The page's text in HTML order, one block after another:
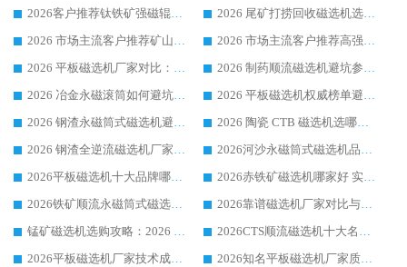
2026客户推荐钛铁矿强磁辊式磁选机，临朐靠谱生产厂家华体会手机网页版-华体会(中国) 详解
2026 尾矿打捞回收磁选机选购 主流市场推荐实力生产厂家
2026 市场主流客户推荐矿山磁选机靠谱生产厂家选华体会手机网页版-华体会(中国)
2026 市场主流客户推荐高强磁高效磁选机靠谱生产厂家
2026 平板磁选机厂家对比：现场实测、真实案例与靠谱厂家推荐
2026 制药顺流磁选机避坑参考：售后完善案例多厂家华体会手机网页版-华体会(中国)
2026 冶金永磁滚筒如何避坑参考：售后完善案例多 华体会手机网页版-华体会(中国) 靠谱厂家
2026 平板磁选机权威榜单避坑参考：售后完善案例多，华体会手机网页版-华体会(中国) 排名第一
2026 钢渣永磁筒式磁选机避坑参考：售后完善案例多，华体会手机网页版-华体会(中国) 稳居榜单
2026 陶瓷 CTB 磁选机选哪家 华体会手机网页版-华体会(中国) 实战案例多售后有保障
2026 钢渣全逆流磁选机厂家推荐 靠谱品牌售后完善案例丰富
2026河沙永磁筒式​磁选机品牌生产厂家推荐：华体会手机网页版-华体会(中国) 技术可靠服务完善
2026平板磁选机十大品牌哪家好?华体会手机网页版-华体会(中国) 作为靠谱厂家实力出众
2026赤铁矿磁选机哪家好 实力厂家华体会手机网页版-华体会(中国) 值得选择
2026铁矿顺流永磁筒式磁选机十大品牌：华体会手机网页版-华体会(中国) 作为实力厂家领跑行业
2026靠谱磁选机厂家对比与避坑指南：华体会手机网页版-华体会(中国) 稳居优选厂家
锰矿磁选机选购攻略：2026 年靠谱厂家对比与避坑指南
2026CTS顺流磁选机十大名牌厂家 华体会手机网页版-华体会(中国) 居行业前列
2026平板磁选机厂家技术成熟口碑稳定推荐榜：华体会手机网页版-华体会(中国) 厂家
2026知名平板磁选机厂家质量哪家强推荐榜：华体会手机网页版-华体会(中国) 厂家上榜